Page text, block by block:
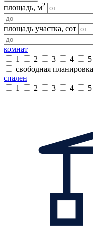
площадь, м2
площадь участка, сот
комнат
1
2 3 4 5
свободная планировка
спален
1
2 3 4 5